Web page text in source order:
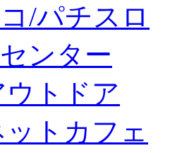
/パチスロ
ンター
トドア
トカフェ